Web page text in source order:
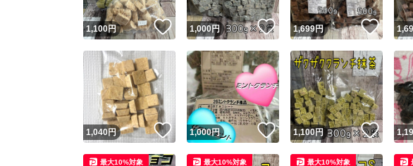
1,100円 いいね！
1,000円 いいね！
1,699円 いい
1,040円 いいね！
1,000円 いいね！
1,100円 いい
最大10%対象 最大10%対象 最大10%対象